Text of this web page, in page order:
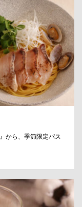
から、季節限定パス